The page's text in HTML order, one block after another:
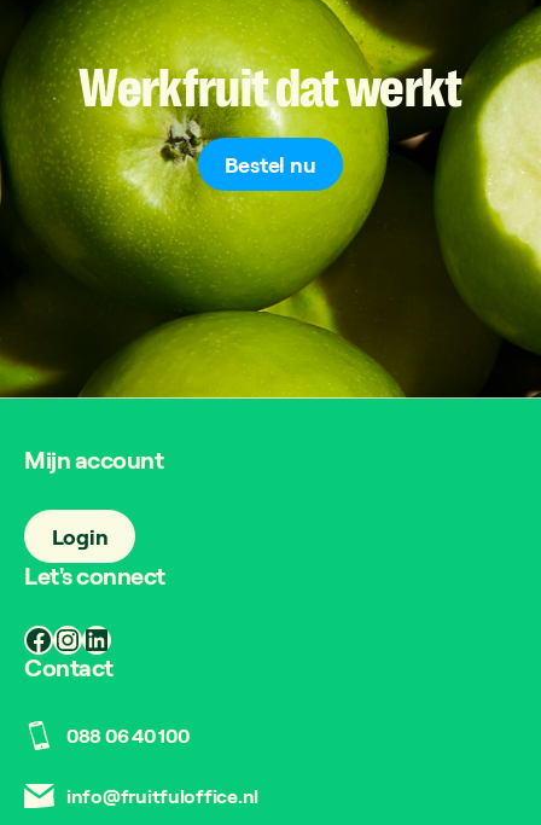
Werkfruitdatwerkt
Bestel nu
Mijn account
Login
Let's connect
Facebook
Instagram
LinkedIn
Contact
088 06 40 100
info@fruitfuloffice.nl